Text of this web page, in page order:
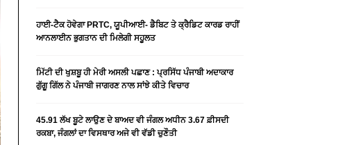
ਹਾਈ-ਟੈਕ ਹੋਵੇਗਾ PRTC, ਯੂਪੀਆਈ- ਡੈਬਿਟ ਤੇ ਕ੍ਰੈਡਿਟ ਕਾਰਡ ਰਾਹੀਂ
ਆਨਲਾਈਨ ਭੁਗਤਾਨ ਦੀ ਮਿਲੇਗੀ ਸਹੂਲਤ
ਮਿੱਟੀ ਦੀ ਖੁਸ਼ਬੂ ਹੀ ਮੇਰੀ ਅਸਲੀ ਪਛਾਣ : ਪ੍ਰਸਿੱਧ ਪੰਜਾਬੀ ਅਦਾਕਾਰ
ਗੁੱਗੂ ਗਿੱਲ ਨੇ ਪੰਜਾਬੀ ਜਾਗਰਣ ਨਾਲ ਸਾਂਝੇ ਕੀਤੇ ਵਿਚਾਰ
45.91 ਲੱਖ ਬੂਟੇ ਲਾਉਣ ਦੇ ਬਾਅਦ ਵੀ ਜੰਗਲ ਅਧੀਨ 3.67 ਫ਼ੀਸਦੀ
ਰਕਬਾ, ਜੰਗਲਾਂ ਦਾ ਵਿਸਥਾਰ ਅਜੇ ਵੀ ਵੱਡੀ ਚੁਣੌਤੀ